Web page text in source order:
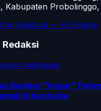
Kabupaten
by Ajakin.id — AI Engine
Redaksi
Indonesia
Rambut "Asgar"
di Australia